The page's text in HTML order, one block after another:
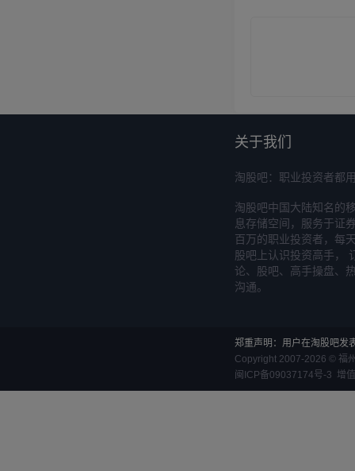
关于我们
淘股吧：职业投资者都
淘股吧中国大陆知名的
息存储空间，服务于证
百万的职业投资者，每
股吧上认识投资高手，
论、股吧、高手操盘、
沟通。
郑重声明：用户在淘股吧发
Copyright 2007-2026 © 福
闽ICP备09037174号-3 增